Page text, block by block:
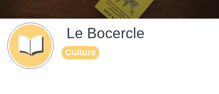
Le Bocercle
Culture